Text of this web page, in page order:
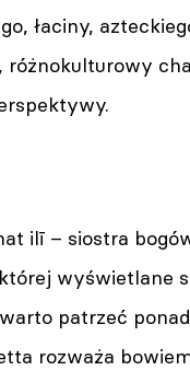
łaciny,
różnokulturowy
ilī – siostra
wyświetlane
patrzeć
rozważa